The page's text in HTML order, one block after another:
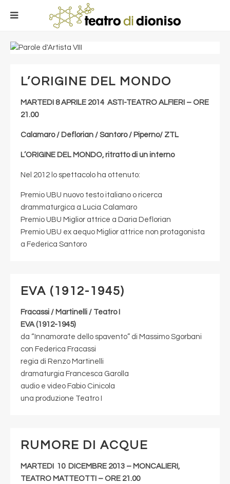
L’ORIGINE DEL MONDO
MARTEDI 8 APRILE 2014 ASTI-TEATRO ALFIERI – ORE
21.00
Calamaro / Deflorian / Santoro / Piperno/ ZTL
L’ORIGINE DEL MONDO, ritratto di un interno
Nel 2012 lo spettacolo ha ottenuto:
Premio UBU nuovo testo italiano o ricerca
drammaturgica a Lucia Calamaro
Premio UBU Miglior attrice a Daria Deflorian
Premio UBU ex aequo Miglior attrice non protagonista
a Federica Santoro
EVA (1912-1945)
Fracassi / Martinelli / Teatro I
EVA (1912-1945)
da “Innamorate dello spavento” di Massimo Sgorbani
con Federica Fracassi
regia di Renzo Martinelli
dramaturgia Francesca Garolla
audio e video Fabio Cinicola
una produzione Teatro I
RUMORE DI ACQUE
MARTEDI 10 DICEMBRE 2013 – MONCALIERI,
TEATRO MATTEOTTI – ORE 21.00